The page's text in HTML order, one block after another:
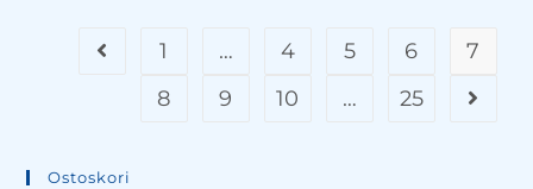
1 … 4 5 6
7
8
9 10 … 25
Ostoskori